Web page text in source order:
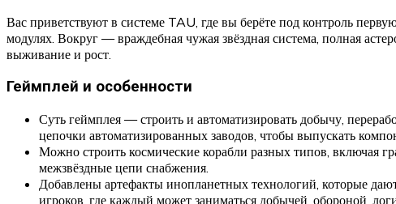
Вас приветствуют в системе TAU, где вы берёте под контроль
модулях. Вокруг — враждебная чужая звёздная система, полная
выживание и рост.
Геймплей и особенности
Суть геймплея — строить и автоматизировать добычу,
цепочки автоматизированных заводов, чтобы выпускать
Можно строить космические корабли разных типов, включая
межзвёздные цепи снабжения.
Добавлены артефакты инопланетных технологий, которые
игроков, где каждый может заниматься добычей, обороной,